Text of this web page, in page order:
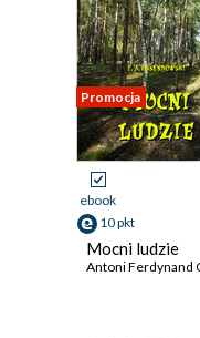
Promocja
ebook
10 pkt
Mocni ludzie